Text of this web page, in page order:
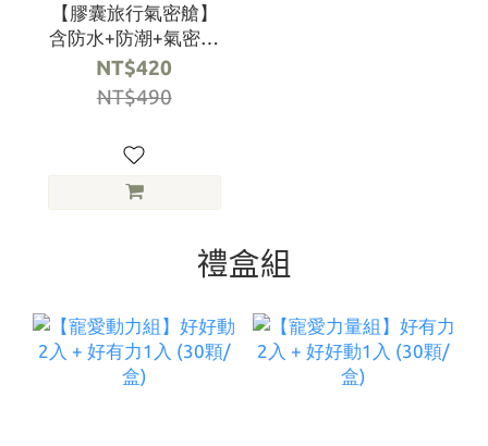
【膠囊旅行氣密艙】
含防水+防潮+氣密三
效功能 (黑/白兩色)
NT$420
NT$490
禮盒組